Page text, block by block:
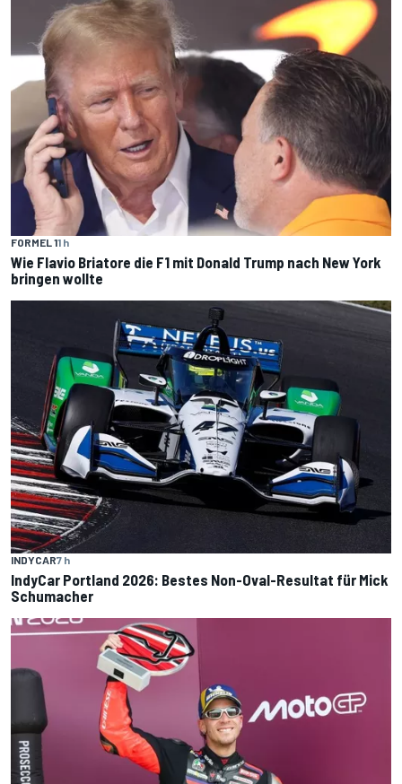
FORMEL 11 h
Wie Flavio Briatore die F1 mit Donald Trump nach New York
bringen wollte
INDYCAR7 h
IndyCar Portland 2026: Bestes Non-Oval-Resultat für Mick
Schumacher